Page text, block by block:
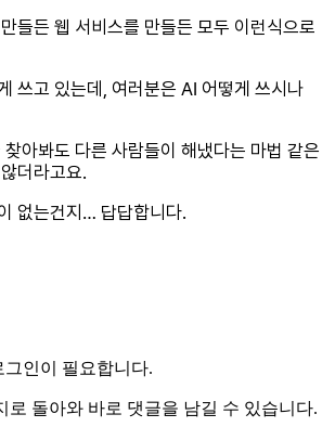
들든 웹 서비스를 만들든 모두 이런식으로
쓰고 있는데, 여러분은 AI 어떻게 쓰시나
아봐도 다른 사람들이 해냈다는 마법 같은
더라고요.
없는건지… 답답합니다.
인이 필요합니다.
로 돌아와 바로 댓글을 남길 수 있습니다.